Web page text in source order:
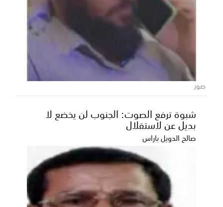
كم دفع مستر بيست للحكومة المصرية
للتصوير داخل الأهرامات؟
كشف عالم الآثار المصري زاهي حواس عن المبلغ الذي تم
دفعه لتصوير فيلم اليوتيوبر الأمريكي الشهير مستر ب...صور
شبوة ترفع الصوت: الجنوب لن يخضع لا
بديل عن لاستقلال
صالح الدويل باراس